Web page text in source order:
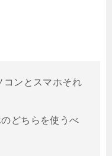
コンとスマホそれ
どちらを使うべ